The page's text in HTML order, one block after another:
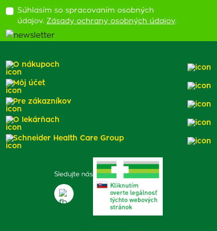
Súhlasím so spracovaním osobných
údajov. Zásady ochrany osobných údajov.
Sledujte nás
O nákupoch
Môj účet
Pre zákazníkov
O lekárňach
Schneider Health Care Group